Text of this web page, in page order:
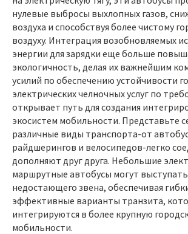
нулевые выбросы выхлопных газов,
воздуха и способствуя более чистому
воздуху. Интеграция возобновляемых
энергии для зарядки еще больше
экологичность, делая их важнейшим
усилий по обеспечению устойчивости
электрических челночных услуг по
открывает путь для создания
экосистем мобильности. Представьте
различные виды транспорта-от
райдшерингов и велосипедов-легко
дополняют друг друга. Небольшие
маршрутные автобусы могут выступать
недостающего звена, обеспечивая
эффективные варианты транзита,
интегрируются в более крупную
мобильности.